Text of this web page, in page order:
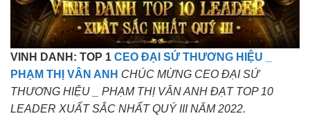
VINH DANH: TOP 1 CEO ĐẠI SỨ THƯƠNG HIỆU _
PHẠM THỊ VÂN ANH CHÚC MỪNG CEO ĐẠI SỨ
THƯƠNG HIỆU _ PHẠM THỊ VÂN ANH ĐẠT TOP 10
LEADER XUẤT SẮC NHẤT QUÝ III NĂM 2022.